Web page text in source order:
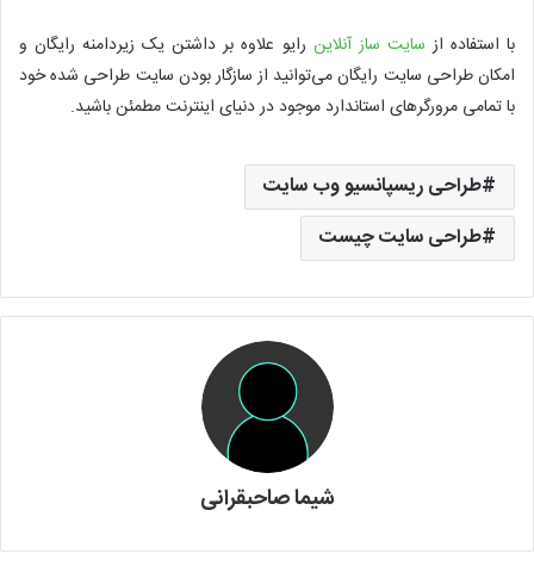
با استفاده از سایت ساز آنلاین رایو علاوه بر داشتن یک زیردامنه رایگان و
امکان طراحی سایت رایگان می‌توانید از سازگار بودن سایت طراحی شده خود
با تمامی مرورگرهای استاندارد موجود در دنیای اینترنت مطمئن باشید.
طراحی ریسپانسیو وب سایت
طراحی سایت چیست
شیما صاحبقرانی